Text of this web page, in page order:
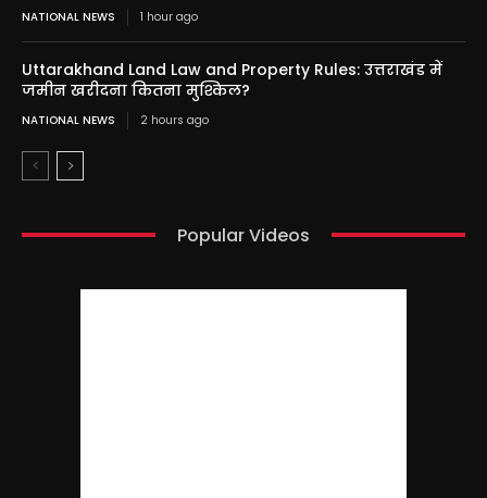
NATIONAL NEWS 1 hour ago
Uttarakhand Land Law and Property Rules: उत्तराखंड में
जमीन खरीदना कितना मुश्किल?
NATIONAL NEWS 2 hours ago
Popular Videos